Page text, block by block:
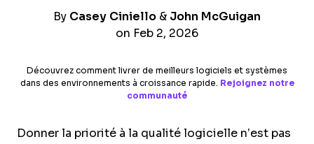
By Casey Ciniello & John McGuigan
on Feb 2, 2026
Découvrez comment livrer de meilleurs logiciels et systèmes
dans des environnements à croissance rapide. Rejoignez notre
communauté
Donner la priorité à la qualité logicielle n’est pas